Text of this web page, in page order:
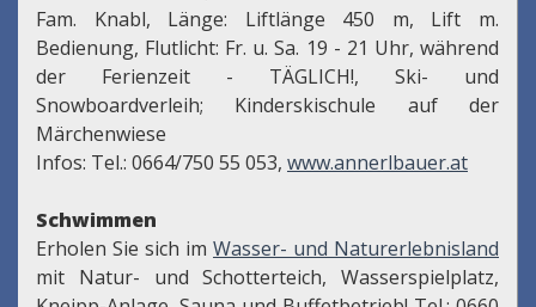
Fam. Knabl, Länge: Liftlänge 450 m, Lift m.
Bedienung, Flutlicht: Fr. u. Sa. 19 - 21 Uhr, während
der Ferienzeit - TÄGLICH!, Ski- und
Snowboardverleih; Kinderskischule auf der
Märchenwiese
Infos: Tel.: 0664/750 55 053, www.annerlbauer.at
Schwimmen
Erholen Sie sich im Wasser- und Naturerlebnisland
mit Natur- und Schotterteich, Wasserspielplatz,